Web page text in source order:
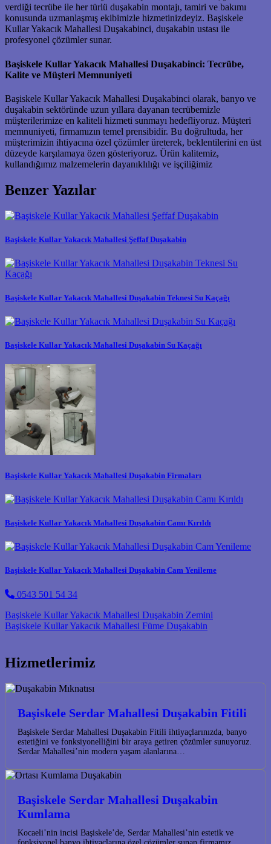
verdiği tecrübe ile her türlü duşakabin montajı, tamiri ve bakımı
konusunda uzmanlaşmış ekibimizle hizmetinizdeyiz. Başiskele
Kullar Yakacık Mahallesi Duşakabinci, duşakabin ustası ile
profesyonel çözümler sunar.
Başiskele Kullar Yakacık Mahallesi Duşakabinci: Tecrübe,
Kalite ve Müşteri Memnuniyeti
Başiskele Kullar Yakacık Mahallesi Duşakabinci olarak, banyo ve
duşakabin sektöründe uzun yıllara dayanan tecrübemizle
müşterilerimize en kaliteli hizmeti sunmayı hedefliyoruz. Müşteri
memnuniyeti, firmamızın temel prensibidir. Bu doğrultuda, her
müşterimizin ihtiyacına özel çözümler üreterek, beklentilerini en üst
düzeyde karşılamaya özen gösteriyoruz. Ürün kalitemiz,
kullandığımız malzemelerin dayanıklılığı ve işçiliğimiz
Benzer Yazılar
Başiskele Kullar Yakacık Mahallesi Şeffaf Duşakabin
Başiskele Kullar Yakacık Mahallesi Duşakabin Teknesi Su Kaçağı
Başiskele Kullar Yakacık Mahallesi Duşakabin Su Kaçağı
Başiskele Kullar Yakacık Mahallesi Duşakabin Firmaları
Başiskele Kullar Yakacık Mahallesi Duşakabin Camı Kırıldı
Başiskele Kullar Yakacık Mahallesi Duşakabin Cam Yenileme
0543 501 54 34
Post navigation
Başiskele Kullar Yakacık Mahallesi Duşakabin Zemini
Başiskele Kullar Yakacık Mahallesi Füme Duşakabin
Hizmetlerimiz
Başiskele Serdar Mahallesi Duşakabin Fitili
Başiskele Serdar Mahallesi Duşakabin Fitili ihtiyaçlarınızda, banyo
estetiğini ve fonksiyonelliğini bir araya getiren çözümler sunuyoruz.
Serdar Mahallesi’nin modern yaşam alanlarına…
Başiskele Serdar Mahallesi Duşakabin
Kumlama
Kocaeli’nin incisi Başiskele’de, Serdar Mahallesi’nin estetik ve